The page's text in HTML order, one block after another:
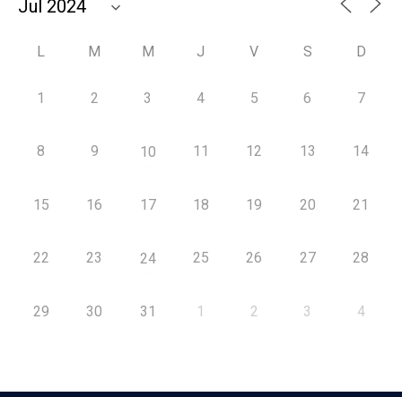
L M M J V S D
1 2 3 4 5 6 7
8 9 10 11 12 13 14
15 16 17 18 19 20 21
22 23 24 25 26 27 28
29 30 31 1 2 3 4